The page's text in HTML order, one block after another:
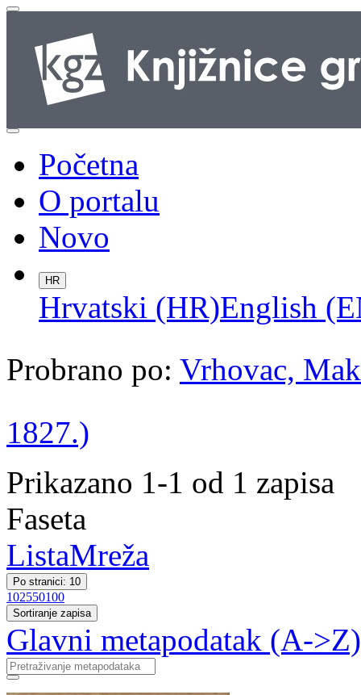
Početna
O portalu
Novo
HR
Hrvatski (HR)English
Probrano po: Vrhovac,
1827.)
Prikazano 1-1 od 1 zapisa
Faseta
ListaMreža
Po stranici: 10
102550100
Sortiranje zapisa
Glavni metapodatak (A->Z)